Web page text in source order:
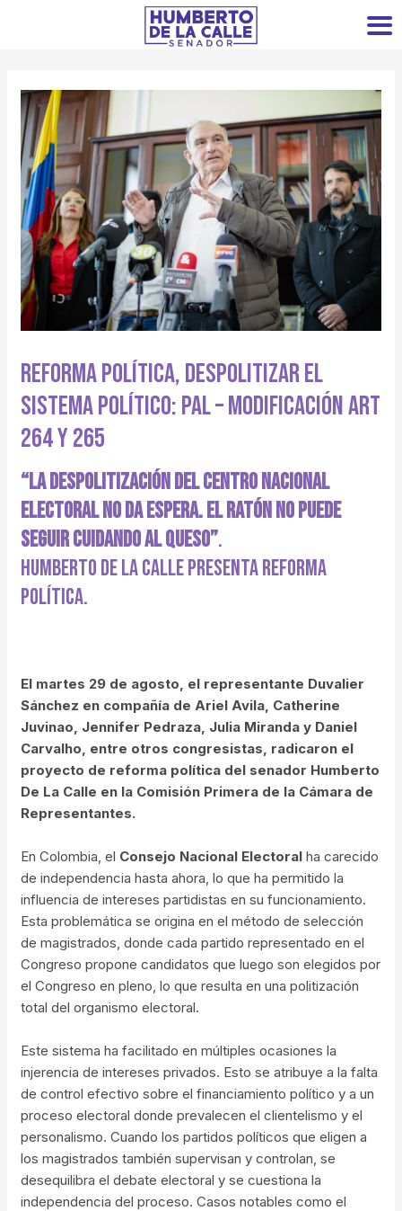
Reforma Política, Despolitizar El
Sistema Político: PAL – Modificación ART
264 Y 265
“La Despolitización Del Centro Nacional
Electoral No Da Espera. El Ratón No Puede
Seguir Cuidando Al Queso”.
Humberto De La Calle Presenta Reforma
Política.
El martes 29 de agosto, el representante Duvalier
Sánchez en compañía de Ariel Avila, Catherine
Juvinao, Jennifer Pedraza, Julia Miranda y Daniel
Carvalho, entre otros congresistas, radicaron el
proyecto de reforma política del senador Humberto
De La Calle en la Comisión Primera de la Cámara de
Representantes.
En Colombia, el Consejo Nacional Electoral ha carecido
de independencia hasta ahora, lo que ha permitido la
influencia de intereses partidistas en su funcionamiento.
Esta problemática se origina en el método de selección
de magistrados, donde cada partido representado en el
Congreso propone candidatos que luego son elegidos por
el Congreso en pleno, lo que resulta en una politización
total del organismo electoral.
Este sistema ha facilitado en múltiples ocasiones la
injerencia de intereses privados. Esto se atribuye a la falta
de control efectivo sobre el financiamiento político y a un
proceso electoral donde prevalecen el clientelismo y el
personalismo. Cuando los partidos políticos que eligen a
los magistrados también supervisan y controlan, se
desequilibra el debate electoral y se cuestiona la
independencia del proceso. Casos notables como el